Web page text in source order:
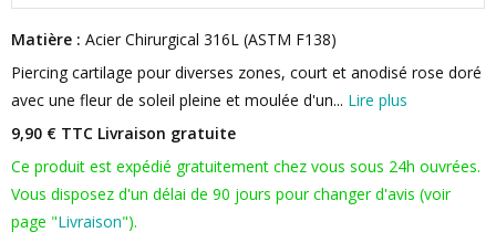
Matière : Acier Chirurgical 316L (ASTM F138)
Piercing cartilage pour diverses zones, court et anodisé rose doré
avec une fleur de soleil pleine et moulée d'un... Lire plus
9,90 € TTC Livraison gratuite
Ce produit est expédié gratuitement chez vous sous 24h ouvrées.
Vous disposez d'un délai de 90 jours pour changer d'avis (voir
page "Livraison").